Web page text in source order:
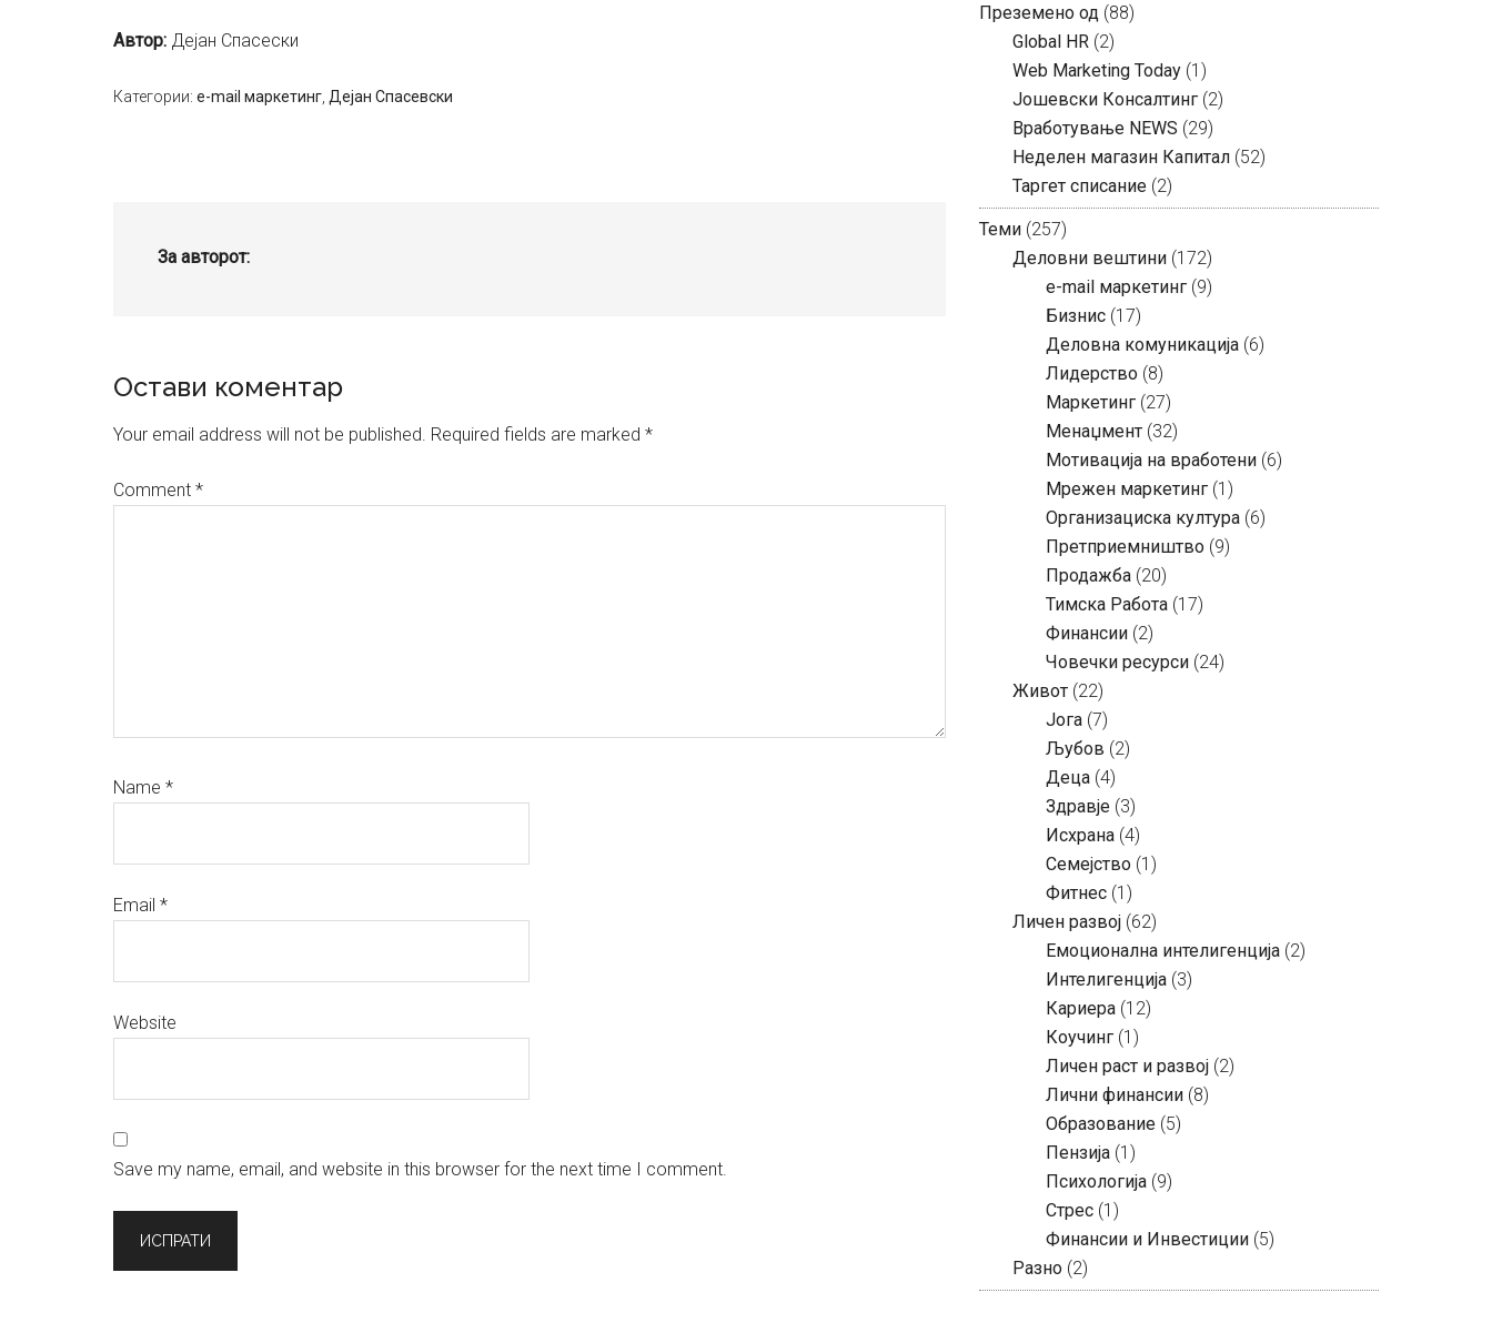
Aвтор: Дејан Спасески
Категории: e-mail маркетинг Дејан Спасевски
За авторот:
Reader
Interactions
Остави коментар
Your email address will not be published. Required fields are marked *
Comment *
Name *
Email *
Website
Save my name, email, and website in this browser for the next time I comment.
Преземено од (88)
Global HR (2)
Web Marketing Today (1)
Јошевски Консалтинг (2)
Вработување NEWS (29)
Неделен магазин Капитал (52)
Таргет списание (2)
Теми (257)
Деловни вештини (172)
e-mail маркетинг (9)
Бизнис (17)
Деловна комуникација (6)
Лидерство (8)
Маркетинг (27)
Менаџмент (32)
Мотивација на вработени (6)
Мрежен маркетинг (1)
Организациска култура (6)
Претприемништво (9)
Продажба (20)
Тимска Работа (17)
Финансии (2)
Човечки ресурси (24)
Живот (22)
Јога (7)
Љубов (2)
Деца (4)
Здравје (3)
Исхрана (4)
Семејство (1)
Фитнес (1)
Личен развој (62)
Емоционална интелигенција (2)
Интелигенција (3)
Кариера (12)
Коучинг (1)
Личен раст и развој (2)
Лични финансии (8)
Образование (5)
Пензија (1)
Психологија (9)
Стрес (1)
Финансии и Инвестиции (5)
Разно (2)